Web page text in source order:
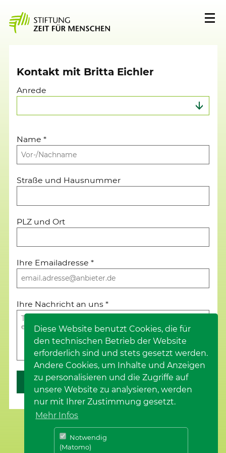
Diese Website benutzt Cookies, die für
den technischen Betrieb der Website
erforderlich sind und stets gesetzt werden.
Andere Cookies, um Inhalte und Anzeigen
zu personalisieren und die Zugriffe auf
unsere Website zu analysieren, werden
nur mit Ihrer Zustimmung gesetzt.
Mehr Infos
Notwendig
(Matomo)
Kontakt mit Britta Eichler
Anrede
Name*
Straße und Hausnummer
PLZ und Ort
Ihre Emailadresse*
Ihre Nachricht an uns*
Weiter